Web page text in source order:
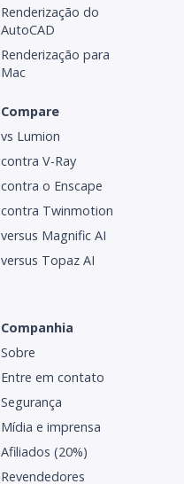
Renderização do
AutoCAD
Renderização para
Mac
Compare
vs Lumion
contra V-Ray
contra o Enscape
contra Twinmotion
versus Magnific AI
versus Topaz AI
Companhia
Sobre
Entre em contato
Segurança
Mídia e imprensa
Afiliados (20%)
Revendedores